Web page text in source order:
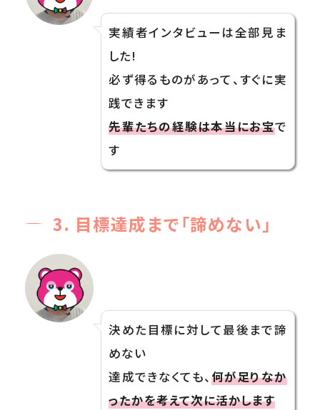
実績者インタビューは全部見ま
した!
必ず得るものがあって、すぐに実
践できます
先輩たちの経験は本当にお宝で
す
3. 目標達成まで「諦めない」
決めた目標に対して最後まで諦
めない
達成できなくても、何が足りなか
ったかを考えて次に活かします